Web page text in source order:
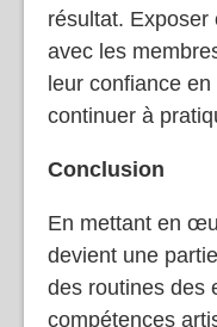
résultat. Exposer
avec les
leur confiance
continuer à
Conclusion
En mettant en
devient une
des routines des
compétences